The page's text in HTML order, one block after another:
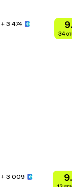
+ 3 474
34
+ 3 009